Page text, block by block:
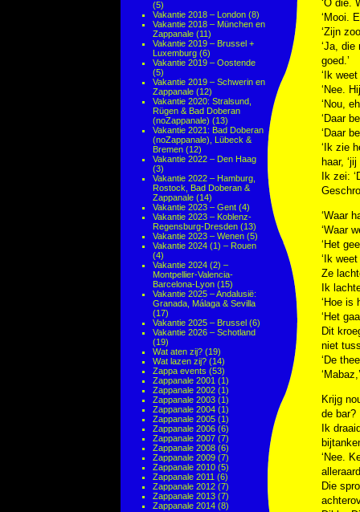
(5)
Vakantie 2018 – London (8)
Vakantie 2018 – München en
Zappanale (11)
Vakantie 2019 – Brussel +
Luxemburg (6)
Vakantie 2019 – Oostende
(5)
Vakantie 2019 – Schwerin en
Zappanale (12)
Vakantie 2020: Stralsund,
Rügen & Bad Doberan
(noZappanale) (13)
Vakantie 2021: Bad Doberan
(noZappanale), Lübeck &
Bremen (12)
Vakantie 2022 – Den Haag
(3)
Vakantie 2022 – Hamburg,
Rostock, Bad Doberan &
Zappanale (14)
Vakantie 2023 – Gent (4)
Vakantie 2023 – Koblenz-
Regensburg-Dresden (13)
Vakantie 2023 – Wenen (5)
Vakantie 2024 (1) – Rouen
(4)
Vakantie 2024 (2) –
Montpellier-Valencia-
Barcelona-Lyon (15)
Vakantie 2025 – Andalusië:
Granada, Málaga & Sevilla
(17)
Vakantie 2025 – Brussel (6)
Vakantie 2026 – Schotland
(19)
Wat aten zij? (19)
Wat lazen zij? (14)
Zappa events (53)
Zappanale 2001 (1)
Zappanale 2002 (1)
Zappanale 2003 (1)
Zappanale 2004 (1)
Zappanale 2005 (1)
Zappanale 2006 (6)
Zappanale 2007 (7)
Zappanale 2008 (6)
Zappanale 2009 (7)
Zappanale 2010 (5)
Zappanale 2011 (6)
Zappanale 2012 (7)
Zappanale 2013 (7)
Zappanale 2014 (8)
‘O die.
‘Mooi.
‘Zijn
‘Ja,
goed.’
‘Ik
‘Nee.
‘Nou,
‘Daar
‘Daar
‘Ik zie
haar,
Ik zei:
‘Waar
‘Waar
‘Het
‘Ik weet
Ze
Ik
‘Hoe is
‘Het
Dit
niet
‘De
Krijg
de bar?
Ik
‘Nee.
Die